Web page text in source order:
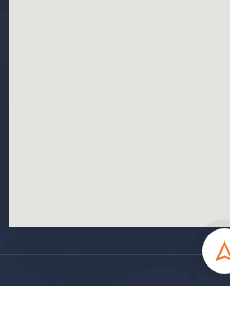
جامعة المسيلة - 2024